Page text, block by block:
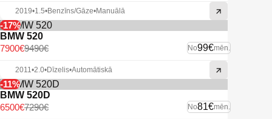
2019•1.5•Benzīns/Gāze•Manuālā
-17%
BMW 520
No99€mēn.
9490€
7900€
2011•2.0•Dīzelis•Automātiskā
-11%
BMW 520D
No81€mēn.
7290€
6500€